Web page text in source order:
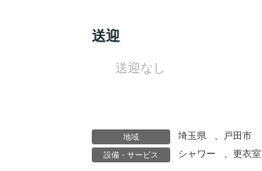
送迎
送迎なし
地域 埼玉県 、 戸田市
設備・サービス シャワー 、 更衣室